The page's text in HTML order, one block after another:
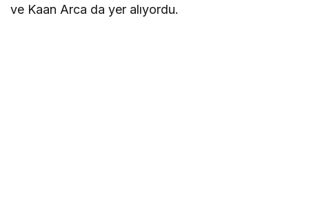
ve Kaan Arca da yer alıyordu.